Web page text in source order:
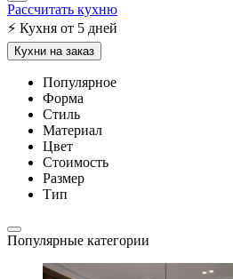
Рассчитать кухню
⚡ Кухня от 5 дней
Кухни на заказ
Популярное
Форма
Стиль
Материал
Цвет
Стоимость
Размер
Тип
Популярные категории